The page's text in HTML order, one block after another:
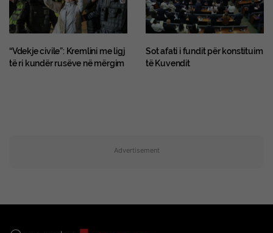
“Vdekje civile”: Kremlini me ligj
të ri kundër rusëve në mërgim
Sot afati i fundit për konstituim
të Kuvendit
Advertisement